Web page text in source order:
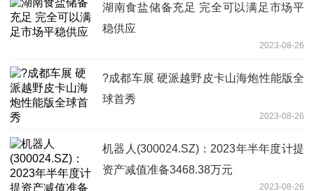
湖南食盐储备充足 完全可以满足市场平
稳供应
2023-08-26
?成都车展 硬派越野皮卡山海炮性能版全
球首秀
2023-08-26
机器人(300024.SZ)：2023年半年度计提
资产减值准备3468.38万元
2023-08-26